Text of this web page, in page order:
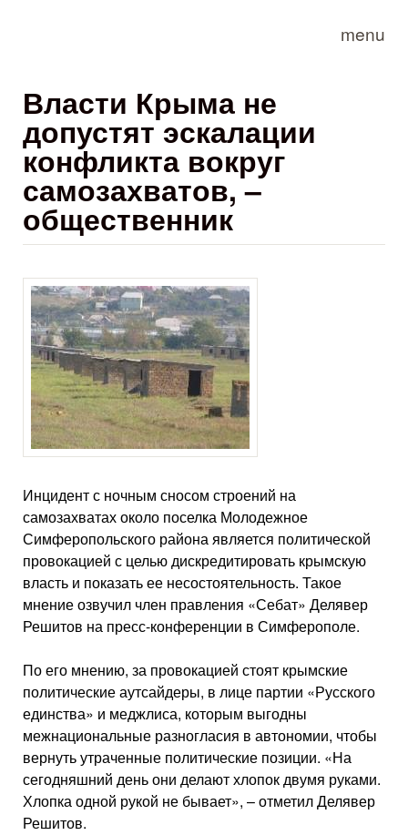
menu
Власти Крыма не
допустят эскалации
конфликта вокруг
самозахватов, –
общественник
Инцидент с ночным сносом строений на
самозахватах около поселка Молодежное
Симферопольского района является политической
провокацией с целью дискредитировать крымскую
власть и показать ее несостоятельность. Такое
мнение озвучил член правления «Себат» Делявер
Решитов на пресс-конференции в Симферополе.
По его мнению, за провокацией стоят крымские
политические аутсайдеры, в лице партии «Русского
единства» и меджлиса, которым выгодны
межнациональные разногласия в автономии, чтобы
вернуть утраченные политические позиции. «На
сегодняшний день они делают хлопок двумя руками.
Хлопка одной рукой не бывает», – отметил Делявер
Решитов.